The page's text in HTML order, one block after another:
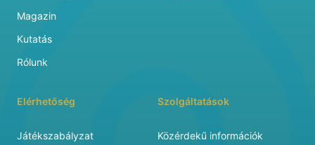
Magazin
Kutatás
Rólunk
Elérhetőség
Játékszabályzat
Szolgáltatások
Közérdekű információk